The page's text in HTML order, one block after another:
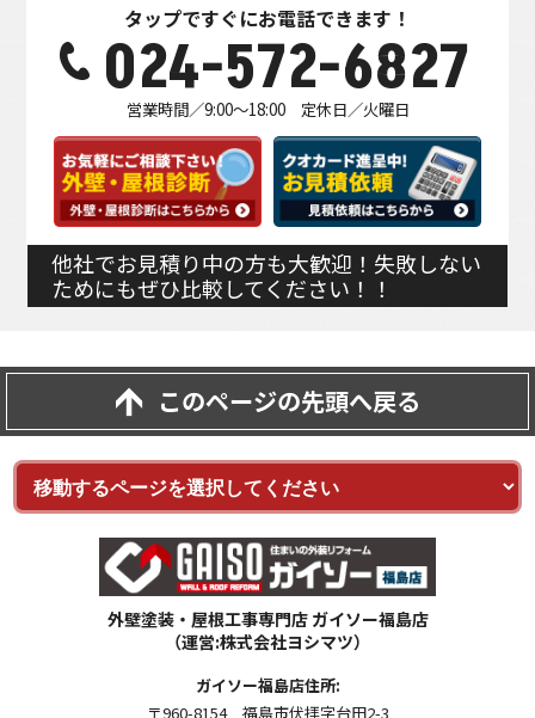
タップですぐにお電話できます！
024-572-6827
営業時間／9:00～18:00 定休日／火曜日
他社でお見積り中の方も大歓迎！失敗しない
ためにもぜひ比較してください！！
このページの先頭へ戻る
外壁塗装・屋根工事専門店 ガイソー福島店
（運営:株式会社ヨシマツ）
ガイソー福島店住所:
〒960-8154 福島市伏拝字台田2-3